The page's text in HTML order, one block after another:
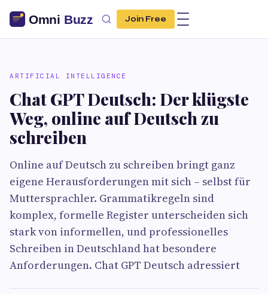
Join Free
ARTIFICIAL INTELLIGENCE
Chat GPT Deutsch: Der klügste
Weg, online auf Deutsch zu
schreiben
Online auf Deutsch zu schreiben bringt ganz
eigene Herausforderungen mit sich – selbst für
Muttersprachler. Grammatikregeln sind
komplex, formelle Register unterscheiden sich
stark von informellen, und professionelles
Schreiben in Deutschland hat besondere
Anforderungen. Chat GPT Deutsch adressiert